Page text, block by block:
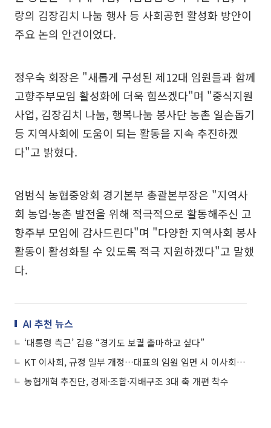
랑의 김장김치 나눔 행사 등 사회공헌 활성화 방안이
주요 논의 안건이었다.
정우숙 회장은 "새롭게 구성된 제12대 임원들과 함께
고향주부모임 활성화에 더욱 힘쓰겠다"며 "중식지원
사업, 김장김치 나눔, 행복나눔 봉사단 농촌 일손돕기
등 지역사회에 도움이 되는 활동을 지속 추진하겠
다"고 밝혔다.
엄범식 농협중앙회 경기본부 총괄본부장은 "지역사
회 농업·농촌 발전을 위해 적극적으로 활동해주신 고
향주부 모임에 감사드린다"며 "다양한 지역사회 봉사
활동이 활성화될 수 있도록 적극 지원하겠다"고 말했
다.
AI 추천 뉴스
‘대통령 측근’ 김용 “경기도 보궐 출마하고 싶다”
KT 이사회, 규정 일부 개정…대표의 임원 임면 시 이사회 승인 삭제
농협개혁 추진단, 경제·조합·지배구조 3대 축 개편 착수